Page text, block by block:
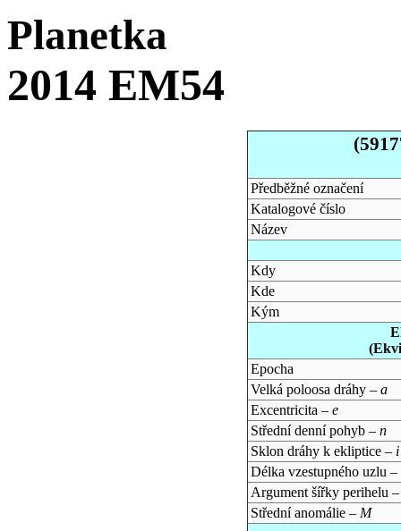
Planetka
2014 EM54
Předběžné označení
Katalogové číslo
Název
Kdy
Kde
Kým
Epocha
Velká poloosa dráhy – a
Excentricita – e
Střední denní pohyb – n
Sklon dráhy k ekliptice – i
Délka vzestupného uzlu –
Argument šířky perihelu
Střední anomálie – M